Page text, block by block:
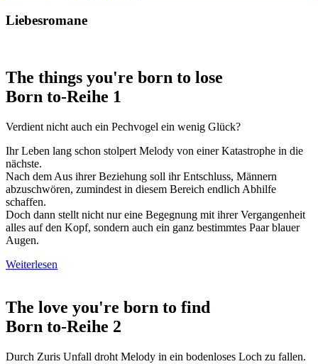
Liebesromane
The things you're born to lose
Born to-Reihe 1
Verdient nicht auch ein Pechvogel ein wenig Glück?
Ihr Leben lang schon stolpert Melody von einer Katastrophe in die
nächste.
Nach dem Aus ihrer Beziehung soll ihr Entschluss, Männern
abzuschwören, zumindest in diesem Bereich endlich Abhilfe
schaffen.
Doch dann stellt nicht nur eine Begegnung mit ihrer Vergangenheit
alles auf den Kopf, sondern auch ein ganz bestimmtes Paar blauer
Augen.
Weiterlesen
The love you're born to find
Born to-Reihe 2
Durch Zuris Unfall droht Melody in ein bodenloses Loch zu fallen.